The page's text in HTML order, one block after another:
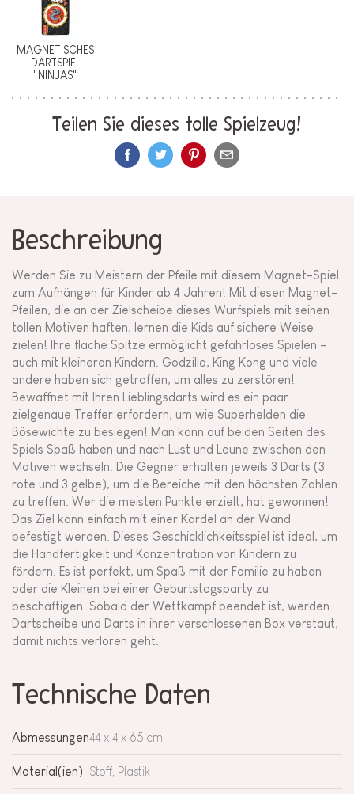
MAGNETISCHES
DARTSPIEL
"NINJAS"
Teilen Sie dieses tolle Spielzeug!
Beschreibung
Werden Sie zu Meistern der Pfeile mit diesem Magnet-Spiel
zum Aufhängen für Kinder ab 4 Jahren! Mit diesen Magnet-
Pfeilen, die an der Zielscheibe dieses Wurfspiels mit seinen
tollen Motiven haften, lernen die Kids auf sichere Weise
zielen! Ihre flache Spitze ermöglicht gefahrloses Spielen -
auch mit kleineren Kindern. Godzilla, King Kong und viele
andere haben sich getroffen, um alles zu zerstören!
Bewaffnet mit Ihren Lieblingsdarts wird es ein paar
zielgenaue Treffer erfordern, um wie Superhelden die
Bösewichte zu besiegen! Man kann auf beiden Seiten des
Spiels Spaß haben und nach Lust und Laune zwischen den
Motiven wechseln. Die Gegner erhalten jeweils 3 Darts (3
rote und 3 gelbe), um die Bereiche mit den höchsten Zahlen
zu treffen. Wer die meisten Punkte erzielt, hat gewonnen!
Das Ziel kann einfach mit einer Kordel an der Wand
befestigt werden. Dieses Geschicklichkeitsspiel ist ideal, um
die Handfertigkeit und Konzentration von Kindern zu
fördern. Es ist perfekt, um Spaß mit der Familie zu haben
oder die Kleinen bei einer Geburtstagsparty zu
beschäftigen. Sobald der Wettkampf beendet ist, werden
Dartscheibe und Darts in ihrer verschlossenen Box verstaut,
damit nichts verloren geht.
Technische Daten
Abmessungen44 x 4 x 65 cm
Material(ien) Stoff, Plastik